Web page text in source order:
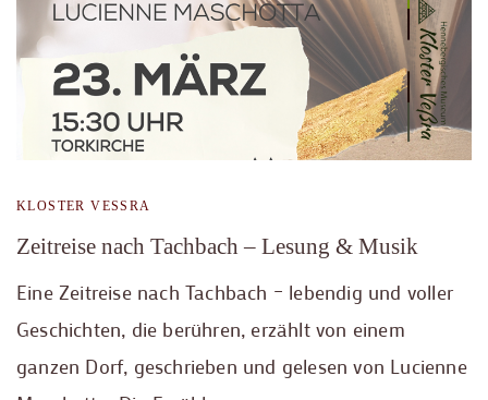
KLOSTER VESSRA
Zeitreise nach Tachbach – Lesung & Musik
Eine Zeitreise nach Tachbach – lebendig und voller
Geschichten, die berühren, erzählt von einem
ganzen Dorf, geschrieben und gelesen von Lucienne